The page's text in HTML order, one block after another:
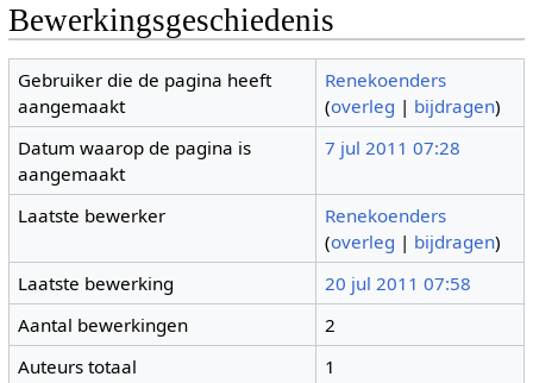
Bewerkingsgeschiedenis
Gebruiker die de pagina heeft
aangemaakt
Renekoenders
(overleg | bijdragen)
Datum waarop de pagina is
aangemaakt
7 jul 2011 07:28
Laatste bewerker
Renekoenders
(overleg | bijdragen)
Laatste bewerking
20 jul 2011 07:58
Aantal bewerkingen
2
Auteurs totaal
1